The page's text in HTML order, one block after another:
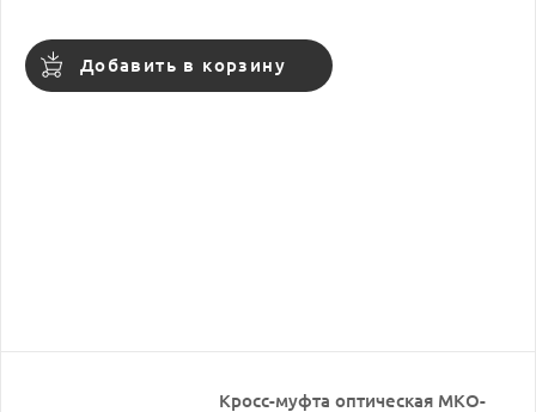
Добавить в корзину
Кросс-муфта оптическая МКО-